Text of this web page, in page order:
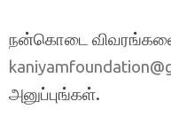
நன்கொடை
அனுப்புங்கள்.